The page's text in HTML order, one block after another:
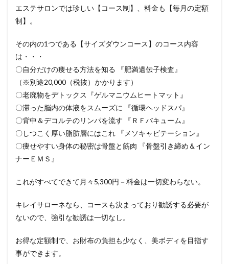
エステサロンでは珍しい【コース制】、料金も【毎月の定額
制】。
その内の1つである【サイズダウンコース】のコース内容
は・・・
〇自分だけの痩せる方法を知る 『肥満遺伝子検査』
（※別途20,000（税抜）かかります）
〇老廃物をデトックス『ゲルマニウムヒートマット』
〇滞った脳内の体液をスムーズに 『循環ヘッドスパ』
〇背中＆デコルテのリンパを流す 『ＲＦバキューム』
〇しつこく厚い脂肪層にはこれ 『メソキャビテーション』
〇痩せやすい身体の秘密は骨盤と筋肉 『骨盤引き締め＆イン
ナーＥＭＳ』
これがすべてできて月々5,300円－料金は一切変わらない。
キレイサローネなら、コースも決まっており勧誘する必要が
ないので、強引な勧誘は一切なし。
お得な定額制で、お財布の負担も少なく、美ボディを目指す
事ができます。